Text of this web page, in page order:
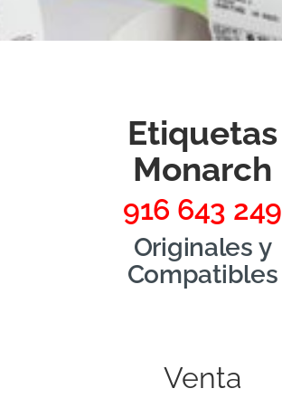
Etiquetas
Monarch
916 643 249
Originales y
Compatibles
Venta